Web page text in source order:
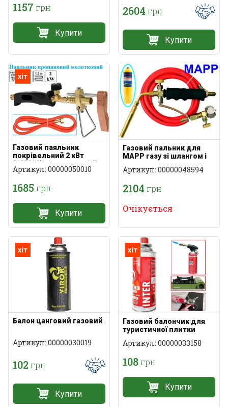
1157 грн
Купити
2604 грн
Купити
хіт
Газовий паяльник
покрівельний 2 кВт
(1850°C) зі шлангом 1.5 м
Артикул: 00000050010
1685 грн
Купити
Газовий пальник для
MAPP газу зі шлангом і
Артикул: 00000048594
2104 грн
Очікується
хіт
Балон цанговий газовий
Артикул: 00000030019
102 грн
Купити
хіт
Газовий балончик для
туристичної плитки
Артикул: 00000033158
108грн
Купити